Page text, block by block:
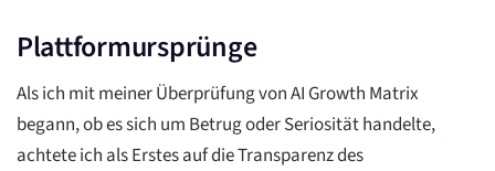
Plattformursprünge
Als ich mit meiner Überprüfung von AI Growth Matrix
begann, ob es sich um Betrug oder Seriosität handelte,
achtete ich als Erstes auf die Transparenz des